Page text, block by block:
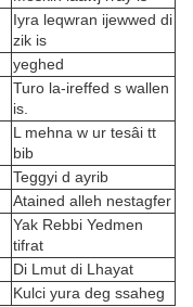
Iyra leqwran ijewwed di
zik is
yeghed
Turo la-ireffed s wallen
is.
L mehna w ur tesâi tt
bib
Teggyi d ayrib
Atained alleh nestagfer
Yak Rebbi Yedmen
tifrat
Di Lmut di Lhayat
Kulci yura deg ssaheg